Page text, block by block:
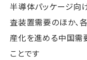
半導体パッケージ向
査装置需要のほか、
産化を進める中国需
ことです